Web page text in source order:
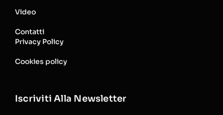
Video
Contatti
Privacy Policy
Cookies policy
Iscriviti Alla Newsletter